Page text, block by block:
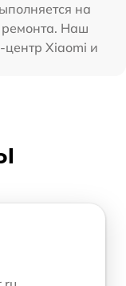
на
ремонта. Наш
центр Xiaomi и